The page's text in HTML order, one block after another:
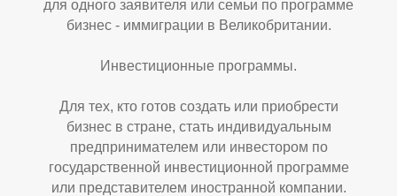
для одного заявителя или семьи по программе
бизнес - иммиграции в Великобритании.
Инвестиционные программы.
Для тех, кто готов создать или приобрести
бизнес в стране, стать индивидуальным
предпринимателем или инвестором по
государственной инвестиционной программе
или представителем иностранной компании.